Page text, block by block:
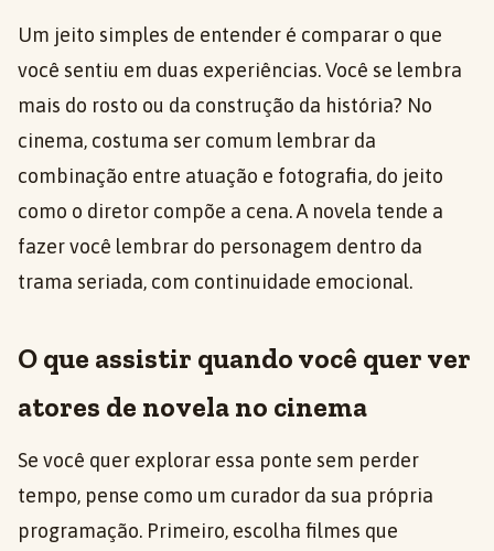
Um jeito simples de entender é comparar o que
você sentiu em duas experiências. Você se lembra
mais do rosto ou da construção da história? No
cinema, costuma ser comum lembrar da
combinação entre atuação e fotografia, do jeito
como o diretor compõe a cena. A novela tende a
fazer você lembrar do personagem dentro da
trama seriada, com continuidade emocional.
O que assistir quando você quer ver
atores de novela no cinema
Se você quer explorar essa ponte sem perder
tempo, pense como um curador da sua própria
programação. Primeiro, escolha filmes que